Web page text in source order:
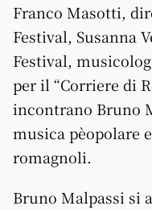
Franco Masotti,
Festival, Susanna
Festival,
per il “Corriere di
incontrano Bruno
musica pèopolare
romagnoli.
Bruno Malpassi si